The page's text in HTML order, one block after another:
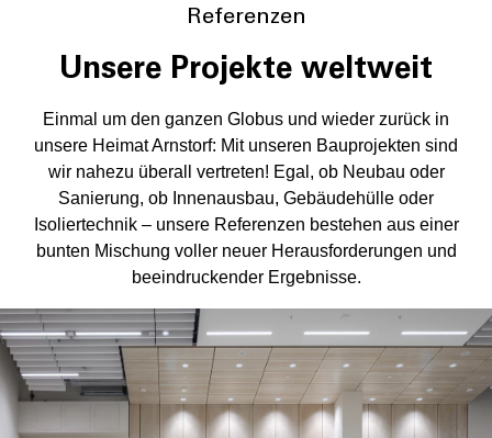
Referenzen
Unsere Projekte weltweit
Einmal um den ganzen Globus und wieder zurück in
unsere Heimat Arnstorf: Mit unseren Bauprojekten sind
wir nahezu überall vertreten! Egal, ob Neubau oder
Sanierung, ob Innenausbau, Gebäudehülle oder
Isoliertechnik – unsere Referenzen bestehen aus einer
bunten Mischung voller neuer Herausforderungen und
beeindruckender Ergebnisse.